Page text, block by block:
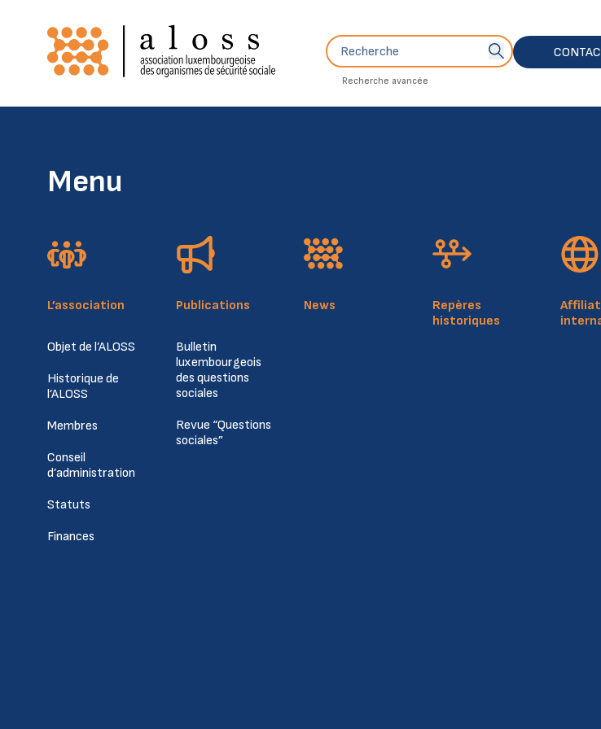
Recherche
Recherche avancée
Bouton de
Menu
L’association
Objet de l’ALOSS
Historique de
l’ALOSS
Membres
Conseil
d’administration
Statuts
Finances
Publications
Bulletin
luxembourgeois
des questions
sociales
Revue “Questions
sociales”
News
Repères
historiques
RCSL: